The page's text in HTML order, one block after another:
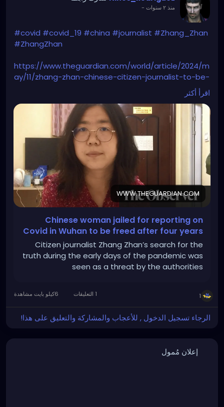
منذ ٢ سنوات -
#covid #covid_19 #china #journalist #Zhang_Zhan
#ZhangZhan
https://www.theguardian.com/world/article/2024/m
ay/11/zhang-zhan-chinese-citizen-journalist-to-be-
اقرأ أكثر
WWW.THEGUARDIAN.COM
Chinese woman jailed for reporting on
Covid in Wuhan to be freed after four years
Citizen journalist Zhang Zhan’s search for the
truth during the early days of the pandemic was
seen as a threat by the authorities
1
الرجاء تسجيل الدخول , للأعجاب والمشاركة والتعليق على هذا!
إعلان مُمول